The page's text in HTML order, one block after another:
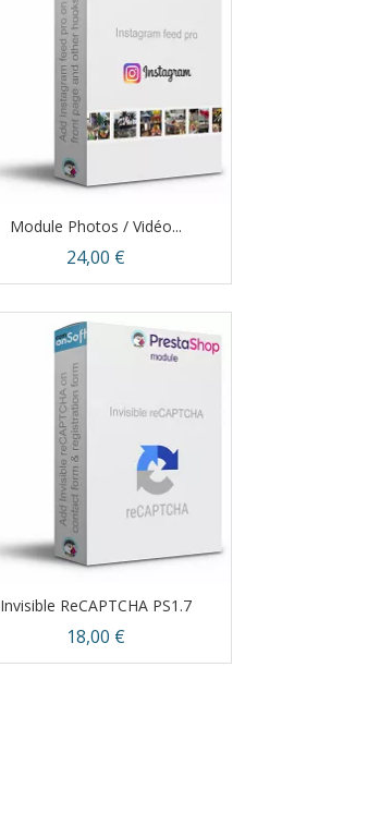
Module Photos / Vidéo...
Prix
24,00 €
Aperçu rapide
Invisible ReCAPTCHA PS1.7
Prix
18,00 €